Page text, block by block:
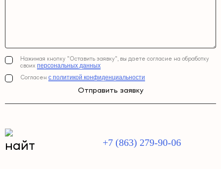
Нажимая кнопку "Оставить заявку", вы даете согласие на обработку
своих персональных данных
Согласен с политикой конфиденциальности
Отправить заявку
+7 (863) 279-90-06